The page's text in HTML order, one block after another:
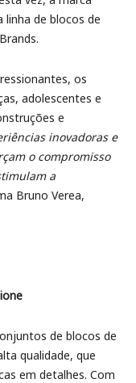
linha de blocos de
os
adolescentes e
e
inovadoras e
o compromisso
a
Bruno Verea,
de blocos de
qualidade, que
em detalhes. Com